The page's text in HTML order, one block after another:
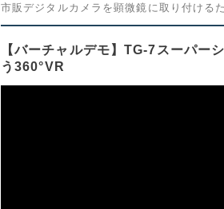
市販デジタルカメラを顕微鏡に取り付ける
【バーチャルデモ】TG-7スーパー
う360°VR